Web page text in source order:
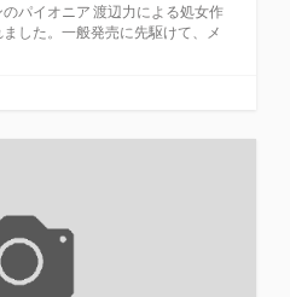
パイオニア 渡辺力による処女作
した。一般発売に先駆けて、メ